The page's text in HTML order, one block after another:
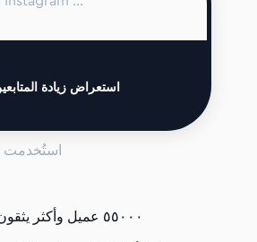
استعراض زيادة
استُخدمت
٥٥٠٠٠ عميل وأكثر يثقون بنا